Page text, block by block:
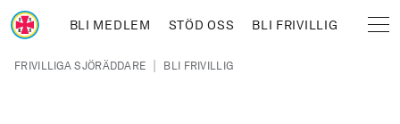
Hoppa till huvudinnehåll
BLI MEDLEM STÖD OSS BLI FRIVILLIG
Länkstig
FRIVILLIGA SJÖRÄDDARE | BLI FRIVILLIG